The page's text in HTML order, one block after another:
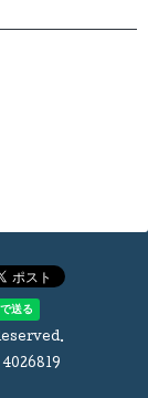
4026819